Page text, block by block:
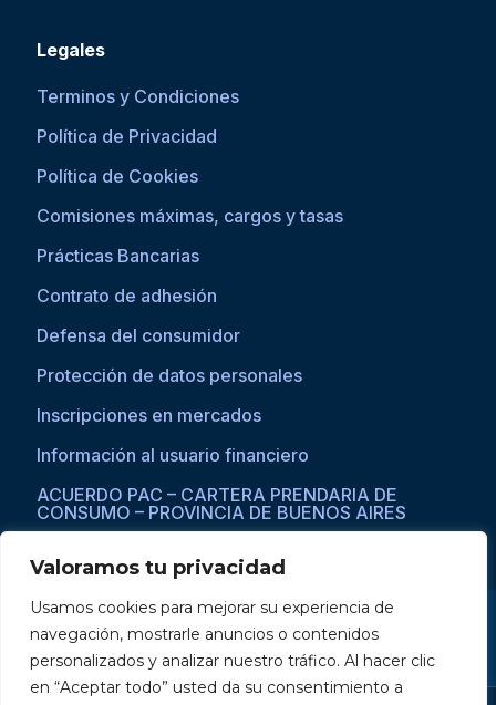
Valoramos tu privacidad
Usamos cookies para mejorar su experiencia de
navegación, mostrarle anuncios o contenidos
personalizados y analizar nuestro tráfico. Al hacer clic
en “Aceptar todo” usted da su consentimiento a
Legales
Terminos y Condiciones
Política de Privacidad
Política de Cookies
Comisiones máximas, cargos y tasas
Prácticas Bancarias
Contrato de adhesión
Defensa del consumidor
Protección de datos personales
Inscripciones en mercados
Información al usuario financiero
ACUERDO PAC – CARTERA PRENDARIA DE
CONSUMO – PROVINCIA DE BUENOS AIRES
Si asistís a una persona con dificultades visuales para acceder a la
web, por favor ingresar a través del explorador Microsoft Edge,
donde se habilita la opción de reproducción de texto a voz